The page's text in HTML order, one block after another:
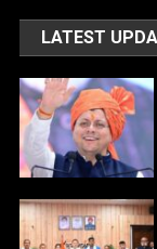
LATEST